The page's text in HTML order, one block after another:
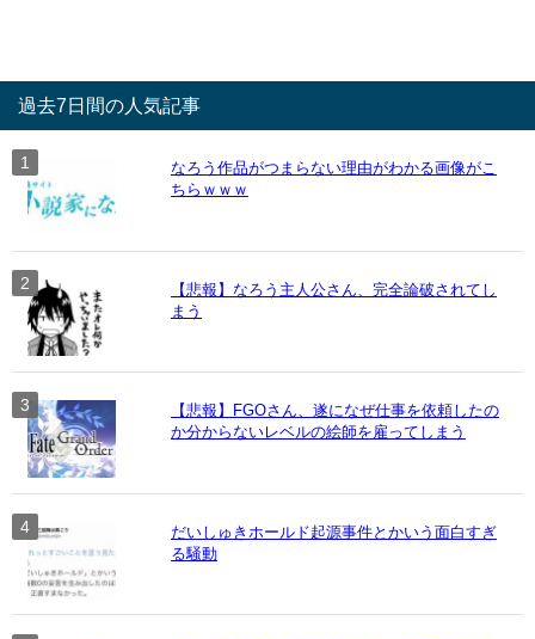
過去7日間の人気記事
なろう作品がつまらない理由がわかる画像がこ
ちらｗｗｗ
【悲報】なろう主人公さん、完全論破されてし
まう
【悲報】FGOさん、遂になぜ仕事を依頼したの
か分からないレベルの絵師を雇ってしまう
だいしゅきホールド起源事件とかいう面白すぎ
る騒動